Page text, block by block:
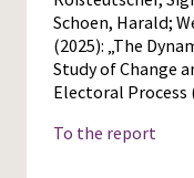
Schoen, Harald;
(2025): „The
Study of Change
Electoral Process
To the report